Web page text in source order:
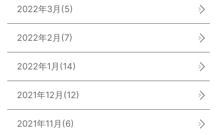
2022年3月 (5)
2022年2月 (7)
2022年1月 (14)
2021年12月 (12)
2021年11月 (6)